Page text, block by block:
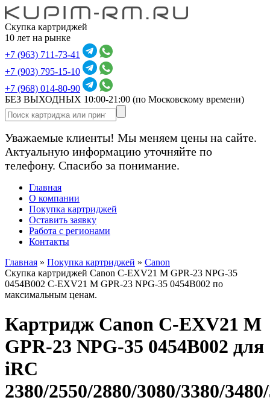
Скупка картриджей
10 лет на рынке
+7 (963) 711-73-41
+7 (903) 795-15-10
+7 (968) 014-80-90
БЕЗ ВЫХОДНЫХ 10:00-21:00 (по Московскому времени)
Уважаемые клиенты! Мы меняем цены на сайте.
Актуальную информацию уточняйте по
телефону. Спасибо за понимание.
Главная
О компании
Покупка картриджей
Оставить заявку
Работа с регионами
Контакты
Главная » Покупка картриджей » Canon
Скупка картриджей Canon C-EXV21 M GPR-23 NPG-35
0454B002 C-EXV21 M GPR-23 NPG-35 0454B002 по
максимальным ценам.
Картридж Canon C-EXV21 M
GPR-23 NPG-35 0454B002 для
iRC
2380/2550/2880/3080/3380/